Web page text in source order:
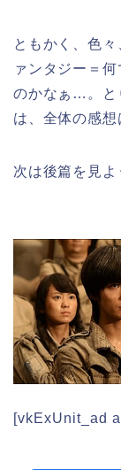
ともかく、色
ァンタジー＝
のかなぁ…。と
は、全体の感想
次は後篇を見よ
[vkExUnit_ad